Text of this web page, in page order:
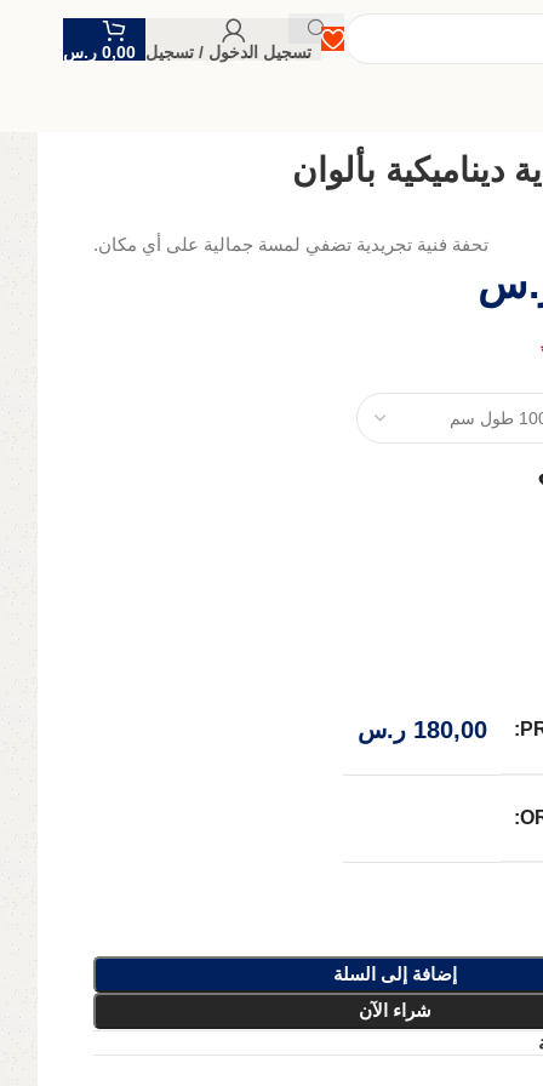
تسجيل الدخول / تسجيل 0,00 ر.س
ديناميكية بألوان
تحفة فنية تجريدية تضفي لمسة جمالية على أي مكان.
180,00 ر.س
إضافة إلى السلة
شراء الآن